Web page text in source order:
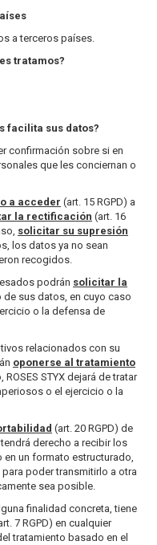
a terceros países.
tratamos?
facilita sus datos?
confirmación sobre si en
que les conciernan o
a acceder (art. 15 RGPD) a
la rectificación (art. 16
solicitar su supresión
los datos ya no sean
recogidos.
podrán solicitar la
de sus datos, en cuyo caso
o la defensa de
relacionados con su
oponerse al tratamiento
STYX dejará de tratar
o el ejercicio o la
(art. 20 RGPD) de
derecho a recibir los
un formato estructurado,
poder transmitirlo a otra
sea posible.
finalidad concreta, tiene
7 RGPD) en cualquier
tratamiento basado en el